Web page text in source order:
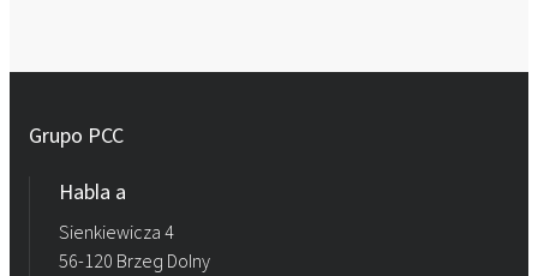
Grupo PCC
Habla a
Sienkiewicza 4
56-120 Brzeg Dolny